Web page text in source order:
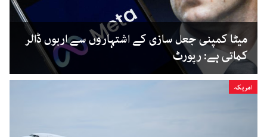
میٹا کمپنی جعل سازی کے اشتہاروں سے اربوں ڈالر
کماتی ہے: رپورٹ
امریکہ